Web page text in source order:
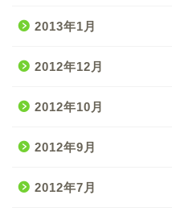
2013年1月
2012年12月
2012年10月
2012年9月
2012年7月